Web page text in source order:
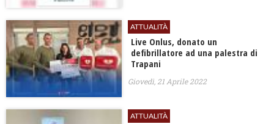
ATTUALITÀ
Live Onlus, donato un
defibrillatore ad una palestra di
Trapani
Giovedì, 21 Aprile 2022
ATTUALITÀ